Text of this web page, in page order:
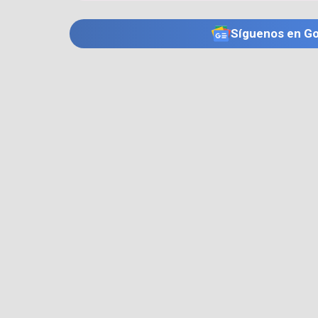
Síguenos en